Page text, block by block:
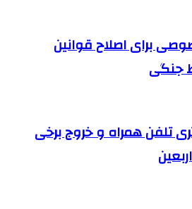
برای اصلاح قوانین
جنگی
تلفن همراه و خروج برخی